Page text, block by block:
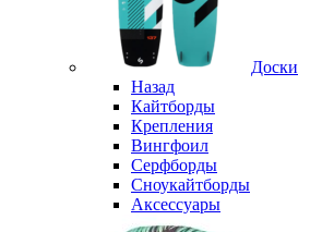
Доски
Назад
Кайтборды
Крепления
Вингфоил
Серфборды
Сноукайтборды
Аксессуары